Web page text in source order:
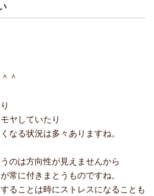
＾
ヤしていたり
なる状況は多々ありますね。
のは方向性が見えませんから
常に付きまとうものですね。
ることは時にストレスになることも